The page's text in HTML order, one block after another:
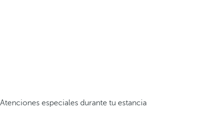
Atenciones especiales durante tu estancia